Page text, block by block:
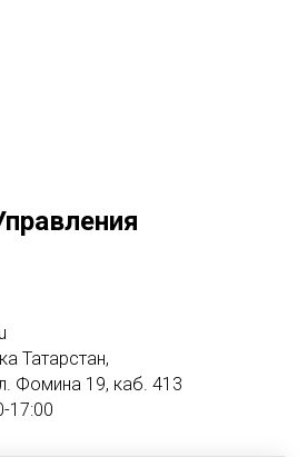
Татарстан,
Фомина 19, каб. 413
17:00